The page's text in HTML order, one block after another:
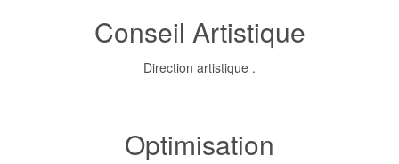
Conseil Artistique
Direction artistique .
Optimisation